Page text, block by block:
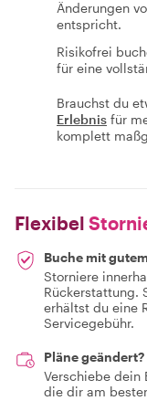
Änderungen
entspricht.
Risikofrei
für eine
Brauchst du
Erlebnis für
komplett
Flexibel
Buche mit
Storniere
Rückerstattung.
erhältst du eine
Servicegebühr.
Pläne geändert?
Verschiebe dein
die dir am